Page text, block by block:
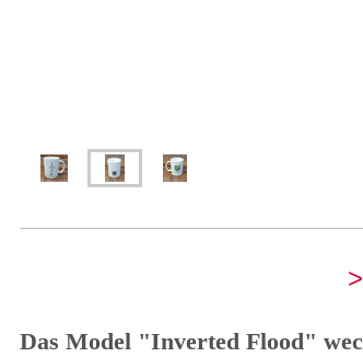
Das Model "Inverted Flood"